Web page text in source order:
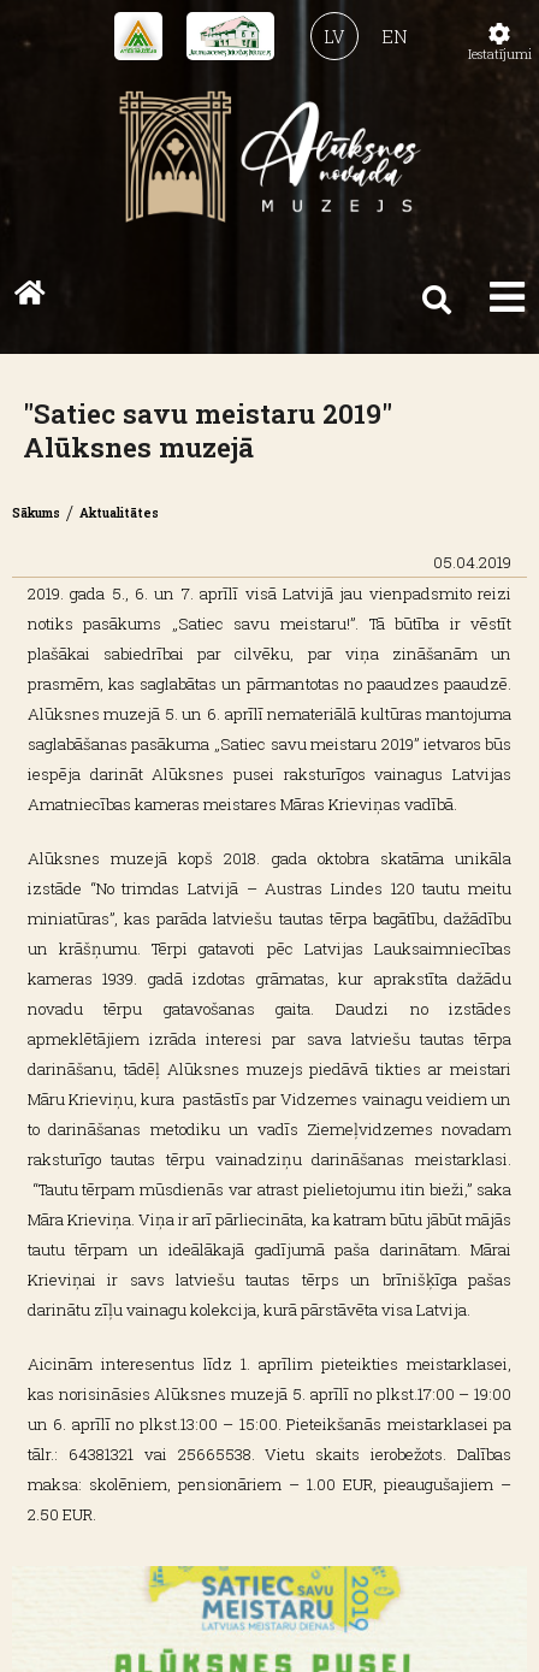
EN
LV
"Satiec savu meistaru 2019"
Alūksnes muzejā
Sākums / Aktualitātes
05.04.2019
2019. gada 5., 6. un 7. aprīlī visā Latvijā jau vienpadsmito reizi
notiks pasākums „Satiec savu meistaru!”. Tā būtība ir vēstīt
plašākai sabiedrībai par cilvēku, par viņa zināšanām un
prasmēm, kas saglabātas un pārmantotas no paaudzes paaudzē.
Alūksnes muzejā 5. un 6. aprīlī nemateriālā kultūras mantojuma
saglabāšanas pasākuma „Satiec savu meistaru 2019” ietvaros būs
iespēja darināt Alūksnes pusei raksturīgos vainagus Latvijas
Amatniecības kameras meistares Māras Krieviņas vadībā.
Alūksnes muzejā kopš 2018. gada oktobra skatāma unikāla
izstāde “No trimdas Latvijā – Austras Lindes 120 tautu meitu
miniatūras”, kas parāda latviešu tautas tērpa bagātību, dažādību
un krāšņumu. Tērpi gatavoti pēc Latvijas Lauksaimniecības
kameras 1939. gadā izdotas grāmatas, kur aprakstīta dažādu
novadu tērpu gatavošanas gaita. Daudzi no izstādes
apmeklētājiem izrāda interesi par sava latviešu tautas tērpa
darināšanu, tādēļ Alūksnes muzejs piedāvā tikties ar meistari
Māru Krieviņu, kura pastāstīs par Vidzemes vainagu veidiem un
to darināšanas metodiku un vadīs Ziemeļvidzemes novadam
raksturīgo tautas tērpu vainadziņu darināšanas meistarklasi.
“Tautu tērpam mūsdienās var atrast pielietojumu itin bieži,” saka
Māra Krieviņa. Viņa ir arī pārliecināta, ka katram būtu jābūt mājās
tautu tērpam un ideālākajā gadījumā paša darinātam. Mārai
Krieviņai ir savs latviešu tautas tērps un brīnišķīga pašas
darinātu zīļu vainagu kolekcija, kurā pārstāvēta visa Latvija.
Aicinām interesentus līdz 1. aprīlim pieteikties meistarklasei,
kas norisināsies Alūksnes muzejā 5. aprīlī no plkst.17:00 – 19:00
un 6. aprīlī no plkst.13:00 – 15:00. Pieteikšanās meistarklasei pa
tālr.: 64381321 vai 25665538. Vietu skaits ierobežots. Dalības
maksa: skolēniem, pensionāriem – 1.00 EUR, pieaugušajiem –
2.50 EUR.
Iestatījumi